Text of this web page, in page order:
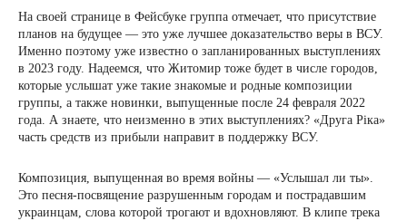
На своей странице в Фейсбуке группа отмечает, что присутствие
планов на будущее — это уже лучшее доказательство веры в ВСУ.
Именно поэтому уже известно о запланированных выступлениях
в 2023 году. Надеемся, что Житомир тоже будет в числе городов,
которые услышат уже такие знакомые и родные композиции
группы, а также новинки, выпущенные после 24 февраля 2022
года. А знаете, что неизменно в этих выступлениях? «Друга Ріка»
часть средств из прибыли направит в поддержку ВСУ.
Композиция, выпущенная во время войны — «Услышал ли ты».
Это песня-посвящение разрушенным городам и пострадавшим
украинцам, слова которой трогают и вдохновляют. В клипе трека